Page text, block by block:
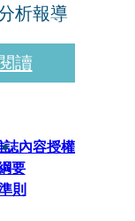
析報導
讀
誌內容授權
要
則